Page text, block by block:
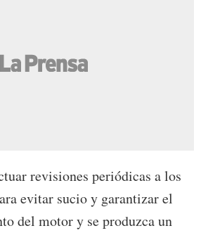
revisiones periódicas a los
evitar sucio y garantizar el
del motor y se produzca un